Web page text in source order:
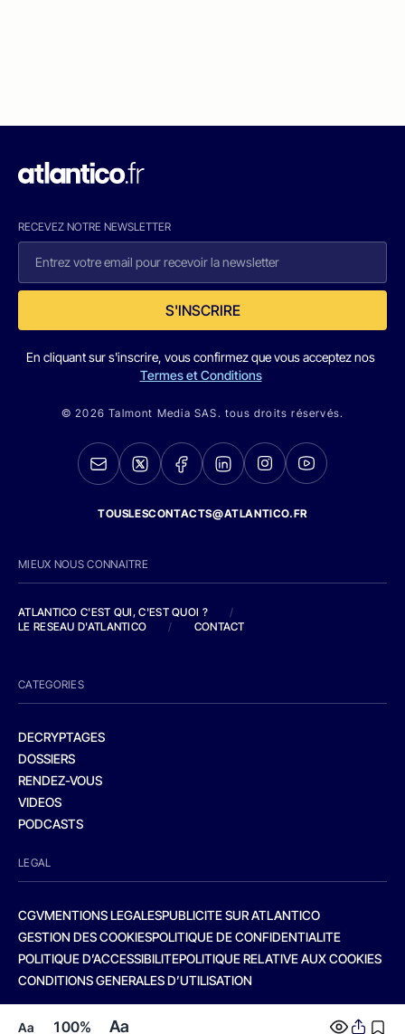
Aa 100% Aa
RECEVEZ NOTRE NEWSLETTER
S'INSCRIRE
En cliquant sur s'inscrire, vous confirmez que vous acceptez nos
Termes et Conditions
© 2026 Talmont Media SAS. tous droits réservés.
TOUSLESCONTACTS@ATLANTICO.FR
MIEUX NOUS CONNAITRE
ATLANTICO C'EST QUI, C'EST QUOI ?
/
LE RESEAU D'ATLANTICO
/ CONTACT
CATEGORIES
DECRYPTAGES
DOSSIERS
RENDEZ-VOUS
VIDEOS
PODCASTS
LEGAL
CGVMENTIONS LEGALESPUBLICITE SUR ATLANTICO
GESTION DES COOKIESPOLITIQUE DE CONFIDENTIALITE
POLITIQUE D’ACCESSIBILITEPOLITIQUE RELATIVE AUX COOKIES
CONDITIONS GENERALES D’UTILISATION